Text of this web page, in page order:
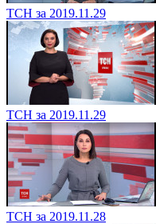
ТСН за 2019.11.29
ТСН за 2019.11.29
ТСН за 2019.11.28